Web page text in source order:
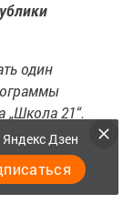
один
„Школа 21“.
очень
Дзен